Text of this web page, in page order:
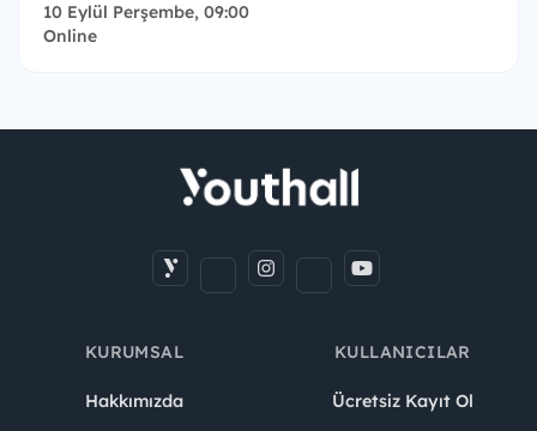
10 Eylül Perşembe, 09:00
Online
KURUMSAL
Hakkımızda
KULLANICILAR
Ücretsiz Kayıt Ol